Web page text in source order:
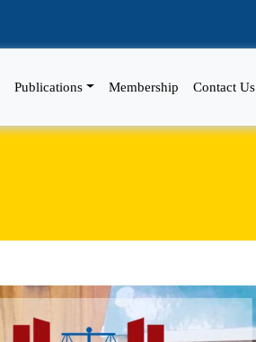
Publications Membership Contact Us